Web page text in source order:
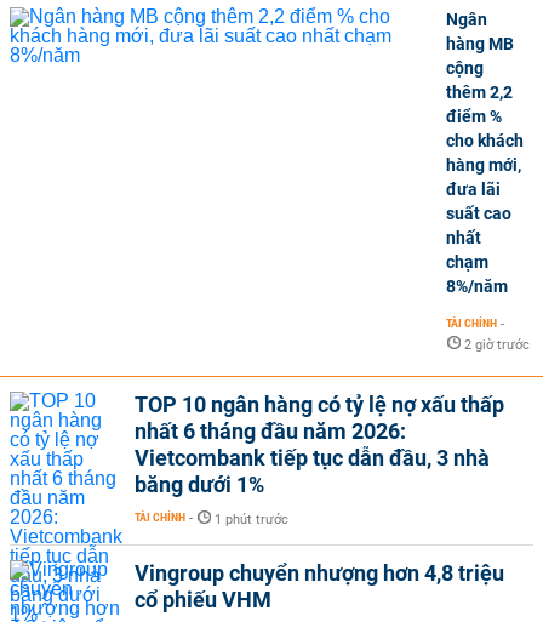
Ngân
hàng MB
cộng
thêm 2,2
điểm %
cho khách
hàng mới,
đưa lãi
suất cao
nhất
chạm
8%/năm
TÀI CHÍNH -
2 giờ trước
TOP 10 ngân hàng có tỷ lệ nợ xấu thấp
nhất 6 tháng đầu năm 2026:
Vietcombank tiếp tục dẫn đầu, 3 nhà
băng dưới 1%
TÀI CHÍNH - 1 phút trước
Vingroup chuyển nhượng hơn 4,8 triệu
cổ phiếu VHM